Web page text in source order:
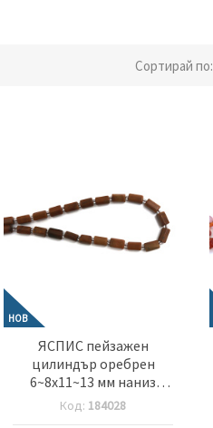
Сортирай по:
НОВ
ЯСПИС пейзажен
цилиндър оребрен
6~8x11~13 мм наниз
естествени камъни
27~30 броя
Код: 184028